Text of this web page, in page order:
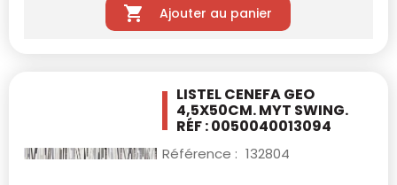
Ajouter au panier
LISTEL CENEFA GEO
4,5X50CM.MYT SWING.
RÉF : 0050040013094
Référence : 132804